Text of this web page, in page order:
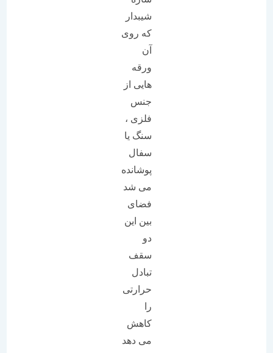
شیبدار
که روی
هایی از
فلزی ،
سنگ یا
پوشانده
می شد
بین این
حرارتی
کاهش
می دهد